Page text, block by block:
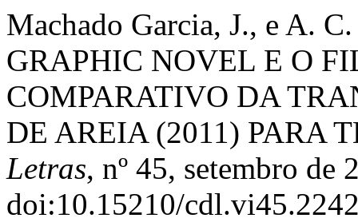
Machado Garcia, J., e A.
GRAPHIC NOVEL E O
COMPARATIVO DA
DE AREIA (2011) PARA
Letras, nº 45, setembro de
doi:10.15210/